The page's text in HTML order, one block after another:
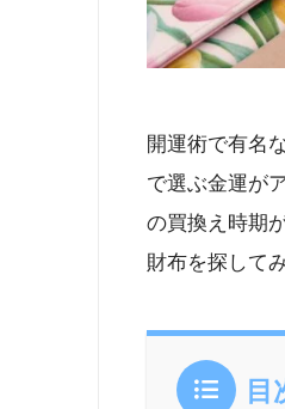
開運術で有名
で選ぶ金運が
の買換え時期
財布を探して
目